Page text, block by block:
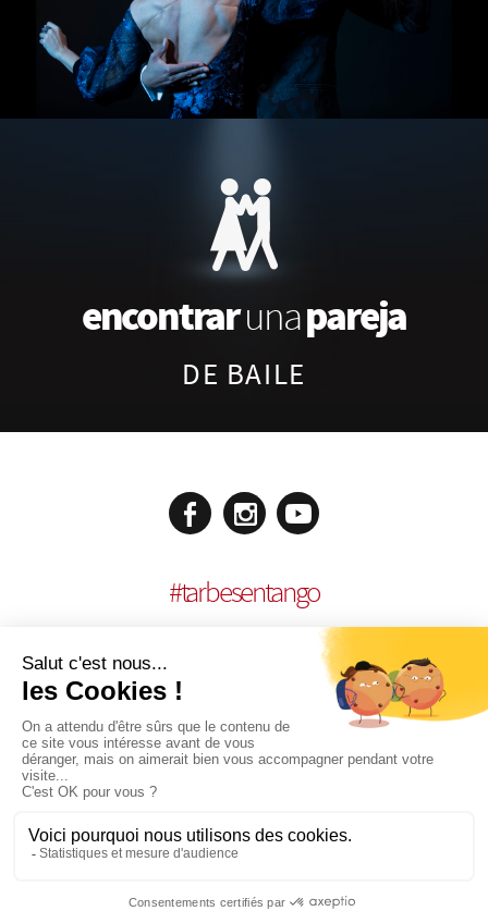
encontrarunapareja
DE BAILE
#tarbesentango
MENCIONES LEGALES